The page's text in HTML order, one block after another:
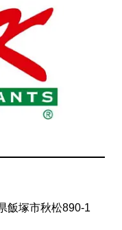
飯塚市秋松890-1